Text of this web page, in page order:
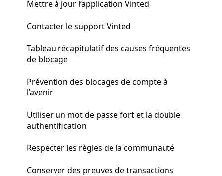
Mettre à jour l’application Vinted
Contacter le support Vinted
Tableau récapitulatif des causes fréquentes
de blocage
Prévention des blocages de compte à
l’avenir
Utiliser un mot de passe fort et la double
authentification
Respecter les règles de la communauté
Conserver des preuves de transactions